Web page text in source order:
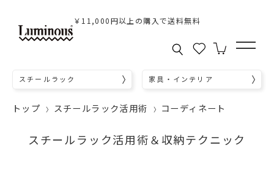
￥11,000円以上の購入で送料無料
スチールラック 家具・インテリア
トップ スチールラック活用術 コーディネート
スチールラック活用術＆収納テクニック